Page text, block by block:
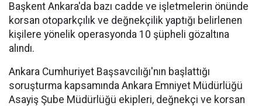
Başkent Ankara'da bazı cadde ve işletmelerin önünde
korsan otoparkçılık ve değnekçilik yaptığı belirlenen
kişilere yönelik operasyonda 10 şüpheli gözaltına
alındı.
Ankara Cumhuriyet Başsavcılığı'nın başlattığı
soruşturma kapsamında Ankara Emniyet Müdürlüğü
Asayiş Şube Müdürlüğü ekipleri, değnekçi ve korsan